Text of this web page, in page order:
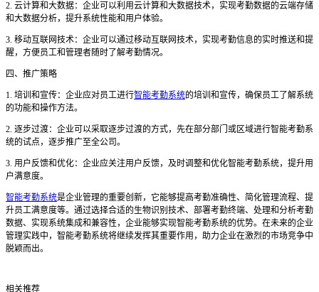
2. 云计算和大数据：企业可以利用云计算和大数据技术，实现考勤数据的云端存储
和大数据分析，提升系统性能和用户体验。
3. 移动互联网技术：企业可以通过移动互联网技术，实现考勤信息的实时推送和提
醒，方便员工和管理者随时了解考勤情况。
四、推广策略
1. 培训和宣传：企业应对员工进行智能考勤系统的培训和宣传，确保员工了解系统
的功能和操作方法。
2. 逐步过渡：企业可以采取逐步过渡的方式，先在部分部门或区域进行智能考勤系
统的试点，逐步推广至全公司。
3. 用户反馈和优化：企业应关注用户反馈，及时调整和优化智能考勤系统，提升用
户满意度。
智能考勤系统是企业管理的重要创新，它能够提高考勤准确性、简化管理流程、提
升员工满意度等。通过选择合适的生物识别技术、部署考勤终端、处理和分析考勤
数据、实现系统集成和兼容性，企业能够实现智能考勤系统的优势。在未来的企业
管理实践中，智能考勤系统将继续发挥其重要作用，助力企业在激烈的市场竞争中
脱颖而出。
相关推荐